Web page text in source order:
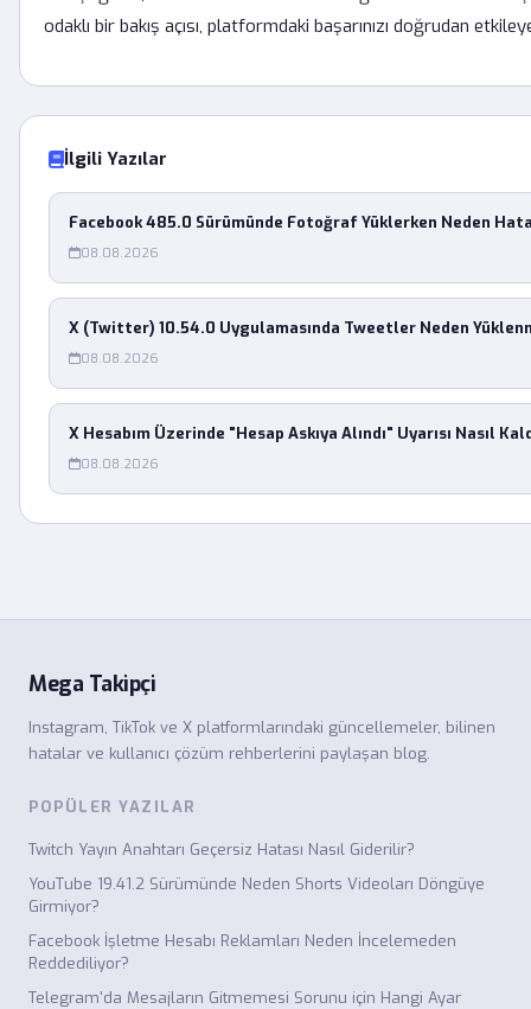
odaklı bir bakış açısı, platformdaki başarınızı doğrudan
İlgili Yazılar
Facebook 485.0 Sürümünde Fotoğraf Yüklerken Neden
08.08.2026
X (Twitter) 10.54.0 Uygulamasında Tweetler Neden
08.08.2026
X Hesabım Üzerinde "Hesap Askıya Alındı" Uyarısı Nasıl
08.08.2026
Mega Takipçi
Instagram, TikTok ve X platformlarındaki güncellemeler, bilinen
hatalar ve kullanıcı çözüm rehberlerini paylaşan blog.
POPÜLER YAZILAR
Twitch Yayın Anahtarı Geçersiz Hatası Nasıl Giderilir?
YouTube 19.41.2 Sürümünde Neden Shorts Videoları Döngüye
Girmiyor?
Facebook İşletme Hesabı Reklamları Neden İncelemeden
Reddediliyor?
Telegram'da Mesajların Gitmemesi Sorunu için Hangi Ayar